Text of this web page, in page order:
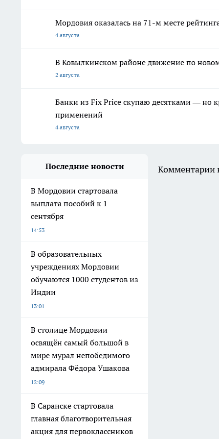
Мордовия оказалась на 71-м месте
4 августа
В Ковылкинском районе движение по
2 августа
Банки из Fix Price скупаю десятками — но
применений
4 августа
Последние новости
В Мордовии стартовала
выплата пособий к 1
сентября
14:53
В образовательных
учреждениях Мордовии
обучаются 1000 студентов из
Индии
13:01
В столице Мордовии
освящён самый большой в
мире мурал непобедимого
адмирала Фёдора Ушакова
12:09
В Саранске стартовала
главная благотворительная
акция для первоклассников
Комментарии